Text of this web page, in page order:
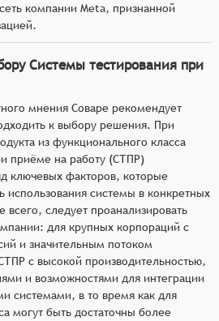
компании Meta, признанной
Системы тестирования при
мнения Соваре рекомендует
к выбору решения. При
из функционального класса
приёме на работу (СТПР)
ключевых факторов, которые
использования системы в конкретных
всего, следует проанализировать
для крупных корпораций с
и значительным потоком
с высокой производительностью,
и возможностями для интеграции
системами, в то время как для
могут быть достаточны более